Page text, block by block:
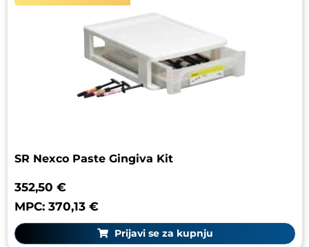
SR Nexco Paste Gingiva Kit
352,50 €
MPC: 370,13 €
Prijavi se za kupnju